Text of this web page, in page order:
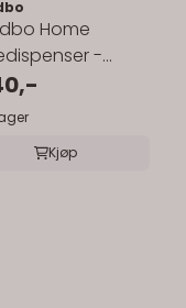
Home
-
glass
Kjøp